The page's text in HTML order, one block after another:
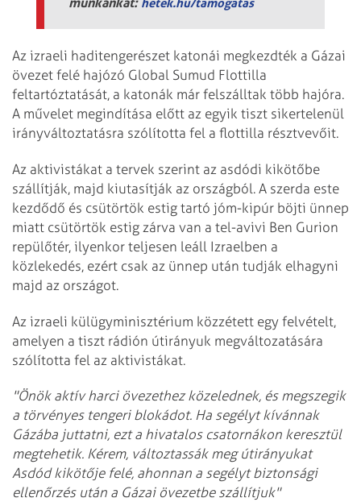
Az izraeli haditengerészet katonái megkezdték a Gázai
övezet felé hajózó Global Sumud Flottilla
feltartóztatását, a katonák már felszálltak több hajóra.
A művelet megindítása előtt az egyik tiszt sikertelenül
irányváltoztatásra szólította fel a flottilla résztvevőit.
Az aktivistákat a tervek szerint az asdódi kikötőbe
szállítják, majd kiutasítják az országból. A szerda este
kezdődő és csütörtök estig tartó jóm-kipúr böjti ünnep
miatt csütörtök estig zárva van a tel-avivi Ben Gurion
repülőtér, ilyenkor teljesen leáll Izraelben a
közlekedés, ezért csak az ünnep után tudják elhagyni
majd az országot.
Az izraeli külügyminisztérium közzétett egy felvételt,
amelyen a tiszt rádión útirányuk megváltozatására
szólította fel az aktivistákat.
"Önök aktív harci övezethez közelednek, és megszegik
a törvényes tengeri blokádot. Ha segélyt kívánnak
Gázába juttatni, ezt a hivatalos csatornákon keresztül
megtehetik. Kérem, változtassák meg útirányukat
Asdód kikötője felé, ahonnan a segélyt biztonsági
ellenőrzés után a Gázai övezetbe szállítjuk"